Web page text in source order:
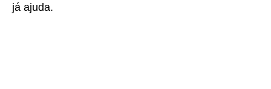
já ajuda.